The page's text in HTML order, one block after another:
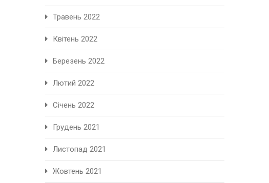
Травень 2022
Квітень 2022
Березень 2022
Лютий 2022
Січень 2022
Грудень 2021
Листопад 2021
Жовтень 2021